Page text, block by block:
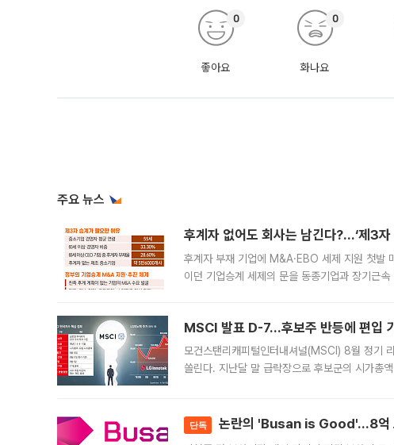
좋아요
0
화나요
0
주요 뉴스
후계자 없어도 회사는 남긴다?…‘제3
후계자 부재 기업에 M&A·EBO 세제 지원 첫발
이던 기업승계 세제의 문을 동종기업과 장기근
MSCI 발표 D-7…후보주 반등에 편입
모건스탠리캐피털인터내셔널(MSCI) 8월 정기
쏠린다. 지난달 말 급락장으로 후보군의 시가총
단독 논란의 'Busan is Good'…8억